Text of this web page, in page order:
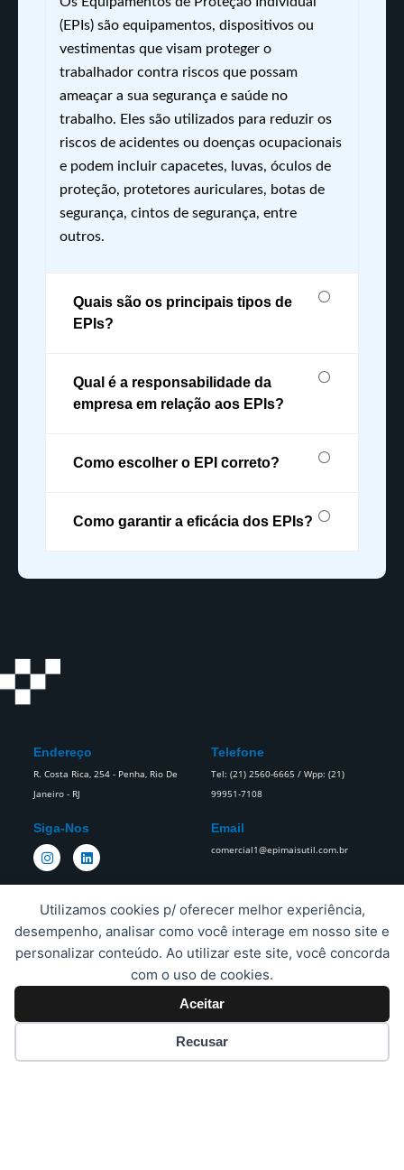
Utilizamos cookies p/ oferecer melhor experiência,
desempenho, analisar como você interage em nosso site e
personalizar conteúdo. Ao utilizar este site, você concorda
com o uso de cookies.
Aceitar
Recusar
(EPIs) são equipamentos, dispositivos ou
vestimentas que visam proteger o
trabalhador contra riscos que possam
ameaçar a sua segurança e saúde no
trabalho. Eles são utilizados para reduzir os
riscos de acidentes ou doenças ocupacionais
e podem incluir capacetes, luvas, óculos de
proteção, protetores auriculares, botas de
segurança, cintos de segurança, entre
outros.
Quais são os principais tipos de
EPIs?
Qual é a responsabilidade da
empresa em relação aos EPIs?
Como escolher o EPI correto?
Como garantir a eficácia dos EPIs?
Estamos Sempre Prontos Para
Todas As Suas Necessidades.​
Proteja A Sua Empresa E Os Seus Funcionários Da Cabeça Aos Pés.
Endereço
R. Costa Rica, 254 - Penha, Rio De
Janeiro - RJ
Telefone
Tel: (21) 2560-6665 / Wpp: (21)
99951-7108
Siga-Nos
I
n
a
g
r
m
L
i
e
d
i
Email
comercial1@epimaisutil.com.br